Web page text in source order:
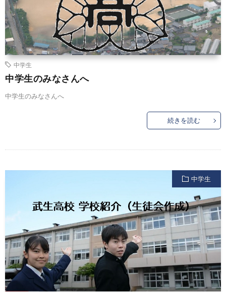
中学生
中学生のみなさんへ
中学生のみなさんへ
続きを読む
中学生